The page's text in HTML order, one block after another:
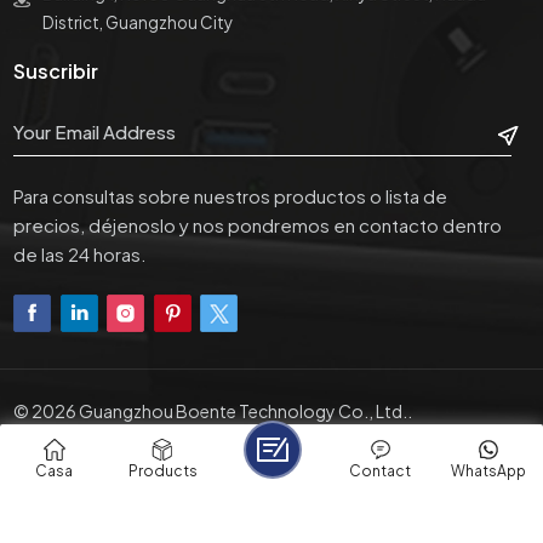
District, Guangzhou City
Suscribir
Para consultas sobre nuestros productos o lista de
precios, déjenoslo y nos pondremos en contacto dentro
de las 24 horas.
© 2026 Guangzhou Boente Technology Co., Ltd..
| Política De Privacidad
IPv6 Network Supported
Friendly Links :
PRO1 Adapters
Casa Products WhatsApp
Contact